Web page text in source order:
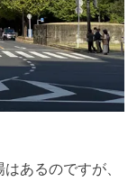
あるのですが、